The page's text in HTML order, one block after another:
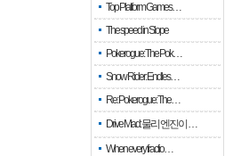
Top Platform Games…
The speed in Slope
Pokerogue: The Pok…
Snow Rider: Endles…
Re: Pokerogue: The…
Drive Mad: 물리 엔진이 …
When every fractio…